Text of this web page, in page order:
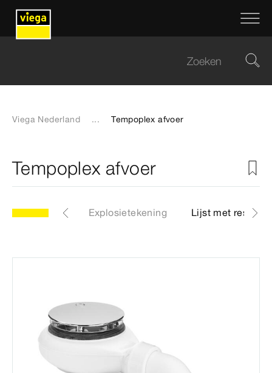
Viega Nederland ... Tempoplex afvoer
Tempoplex afvoer
Artikelen Explosietekening Lijst met